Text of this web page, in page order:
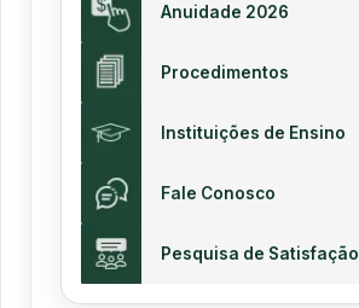
Anuidade 2026
Procedimentos
Instituições de Ensino
Fale Conosco
Pesquisa de Satisfação